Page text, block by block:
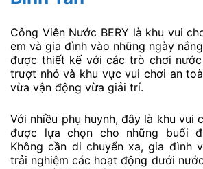
Công Viên Nước BERY là khu vui
em và gia đình vào những ngày
được thiết kế với các trò chơi nước
trượt nhỏ và khu vực vui chơi an
vừa vận động vừa giải trí.
Với nhiều phụ huynh, đây là khu vui
được lựa chọn cho những buổi
Không cần di chuyển xa, gia đình
trải nghiệm các hoạt động dưới